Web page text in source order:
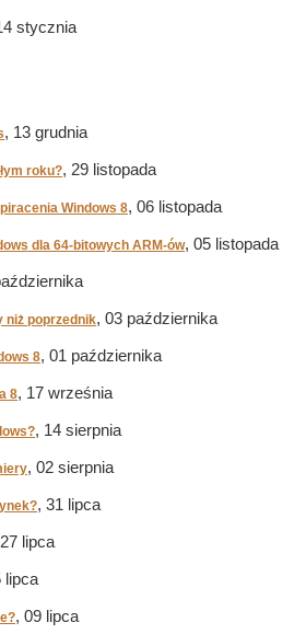
stycznia
, 13 grudnia
roku?, 29 listopada
Windows 8, 06 listopada
dla 64-bitowych ARM-ów, 05 listopada
niż poprzednik, 03 października
8, 01 października
8, 17 września
, 14 sierpnia
, 02 sierpnia
, 31 lipca
lipca
lipca
, 09 lipca